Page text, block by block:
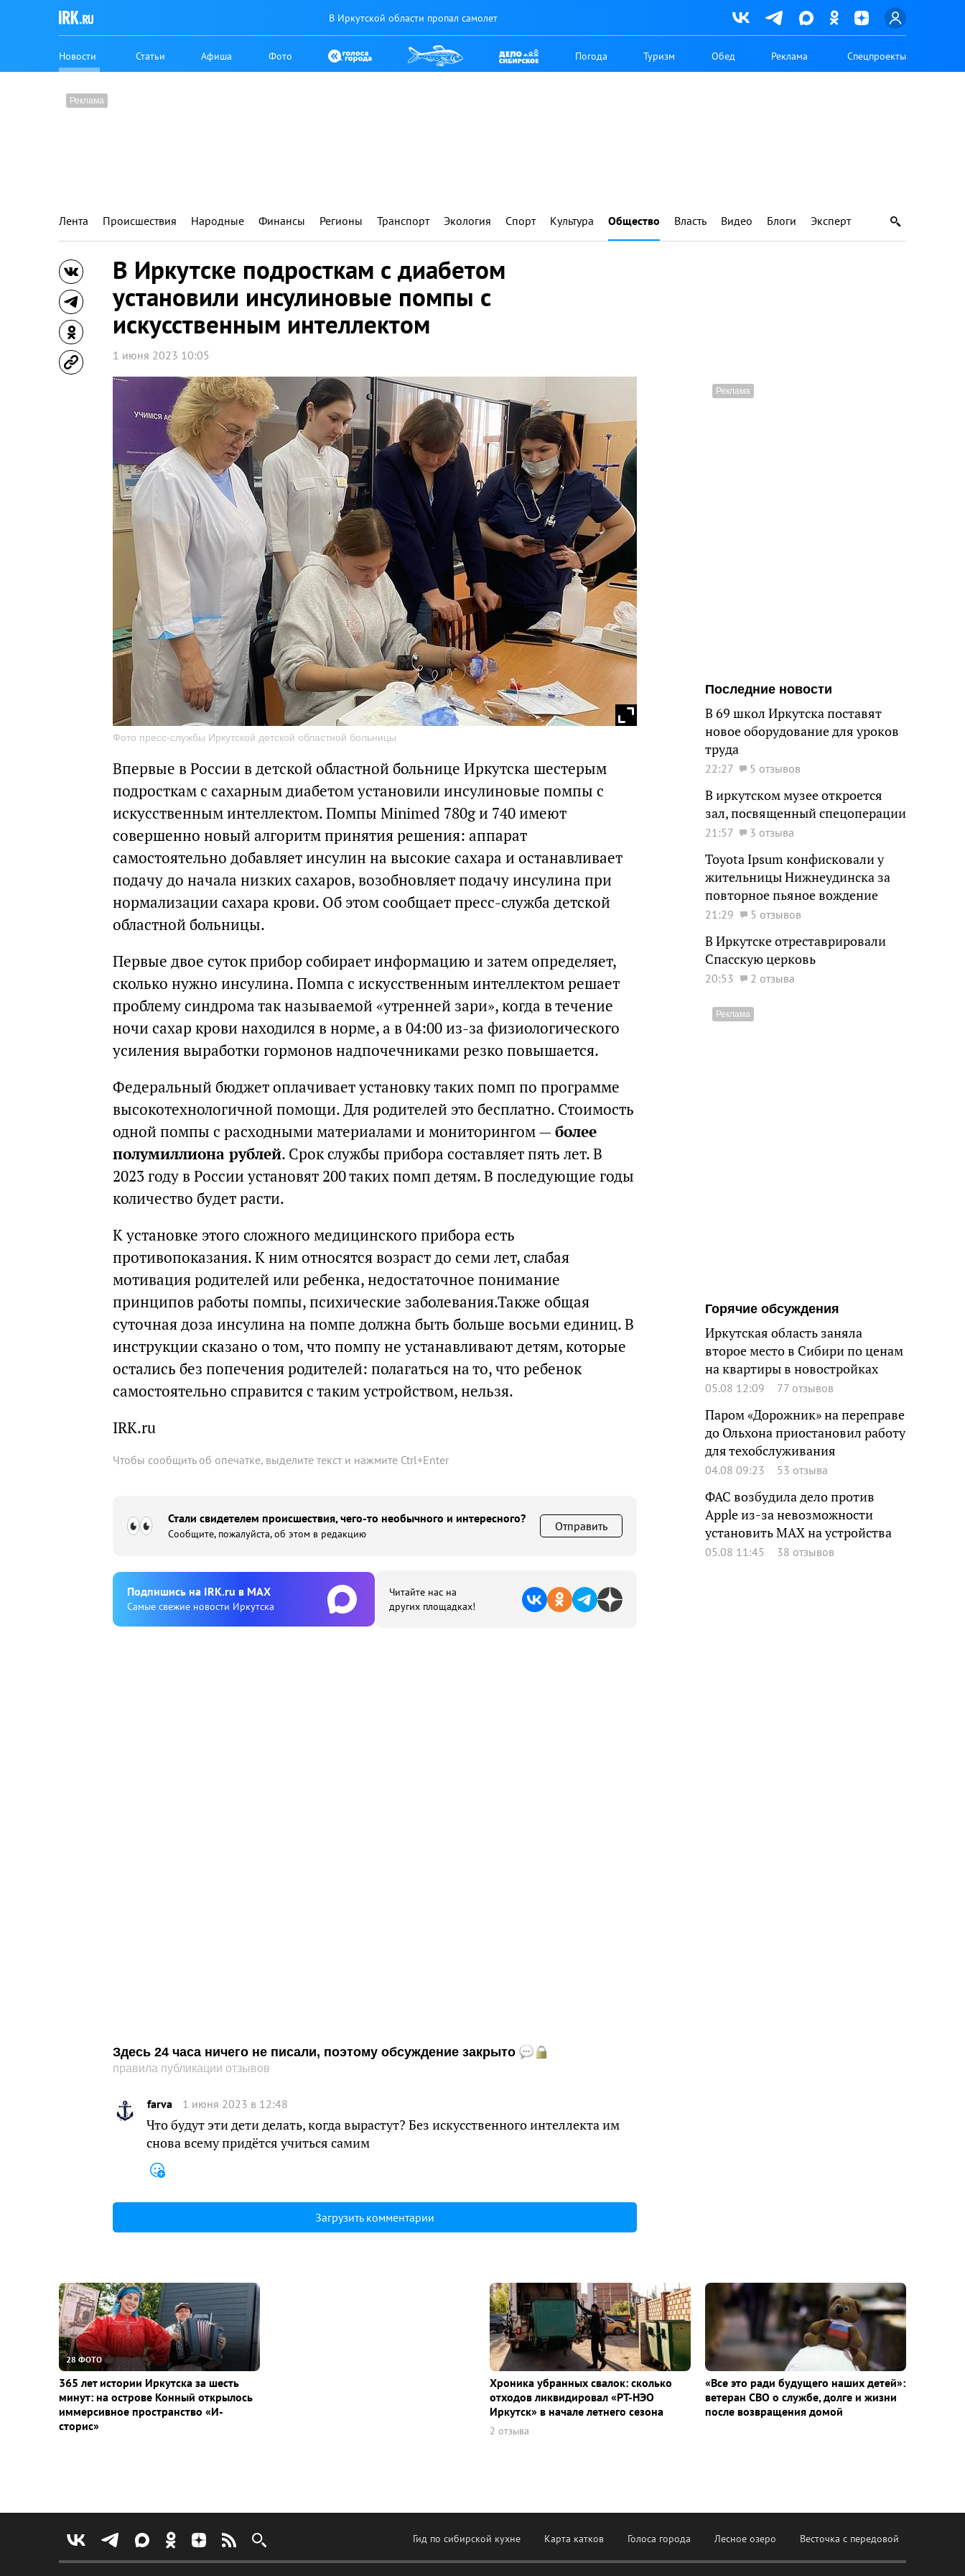
В Иркутской области пропал самолет
Новости Статьи Афиша Фото Погода Туризм Обед Реклама Спецпроекты
Лента Происшествия Народные Финансы Регионы Транспорт Экология Спорт Культура Общество Власть Видео Блоги Эксперт
В Иркутске подросткам с диабетом
установили инсулиновые помпы с
искусственным интеллектом
1 июня 2023 10:05
Фото пресс-службы Иркутской детской областной больницы
Впервые в России в детской областной больнице Иркутска шестерым
подросткам с сахарным диабетом установили инсулиновые помпы с
искусственным интеллектом. Помпы Minimed 780g и 740 имеют
совершенно новый алгоритм принятия решения: аппарат
самостоятельно добавляет инсулин на высокие сахара и останавливает
подачу до начала низких сахаров, возобновляет подачу инсулина при
нормализации сахара крови. Об этом сообщает пресс-служба детской
областной больницы.
Первые двое суток прибор собирает информацию и затем определяет,
сколько нужно инсулина. Помпа с искусственным интеллектом решает
проблему синдрома так называемой «утренней зари», когда в течение
ночи сахар крови находился в норме, а в 04:00 из-за физиологического
усиления выработки гормонов надпочечниками резко повышается.
Федеральный бюджет оплачивает установку таких помп по программе
высокотехнологичной помощи. Для родителей это бесплатно. Стоимость
одной помпы с расходными материалами и мониторингом —более
полумиллиона рублей. Срок службы прибора составляет пять лет. В
2023 году в России установят 200 таких помп детям. В последующие годы
количество будет расти.
К установке этого сложного медицинского прибора есть
противопоказания. К ним относятся возраст до семи лет, слабая
мотивация родителей или ребенка, недостаточное понимание
принципов работы помпы, психические заболевания.Также общая
суточная доза инсулина на помпе должна быть больше восьми единиц. В
инструкции сказано о том, что помпу не устанавливают детям, которые
остались без попечения родителей: полагаться на то, что ребенок
самостоятельно справится с таким устройством, нельзя.
IRK.ru
Чтобы сообщить об опечатке, выделите текст и нажмите Ctrl+Enter
Стали свидетелем происшествия, чего-то необычного и интересного?
Сообщите, пожалуйста, об этом в редакцию
Отправить
Подпишиcь на IRK.ru в MAX
Cамые свежие новости Иркутска
Читайте нас на
других площадках!
Здесь 24 часа ничего не писали, поэтому обсуждение закрыто
правила публикации отзывов
farva 1 июня 2023 в 12:48
Что будут эти дети делать, когда вырастут? Без искусственного интеллекта им
снова всему придётся учиться самим
Загрузить комментарии
Последние новости
В 69 школ Иркутска поставят
новое оборудование для уроков
труда
22:27 5 отзывов
В иркутском музее откроется
зал, посвященный спецоперации
21:57 3 отзыва
Toyota Ipsum конфисковали у
жительницы Нижнеудинска за
повторное пьяное вождение
21:29 5 отзывов
В Иркутске отреставрировали
Спасскую церковь
20:53 2 отзыва
Горячие обсуждения
Иркутская область заняла
второе место в Сибири по ценам
на квартиры в новостройках
05.08 12:09 77 отзывов
Паром «Дорожник» на переправе
до Ольхона приостановил работу
для техобслуживания
04.08 09:23 53 отзыва
ФАС возбудила дело против
Apple из-за невозможности
установить MAX на устройства
05.08 11:45 38 отзывов
28 ФОТО
365 лет истории Иркутска за шесть
минут: на острове Конный открылось
иммерсивное пространство «И-
сторис»
Хроника убранных свалок: сколько
отходов ликвидировал «РТ-НЭО
Иркутск» в начале летнего сезона
2 отзыва
«Все это ради будущего наших детей»:
ветеран СВО о службе, долге и жизни
после возвращения домой
Гид по сибирской кухне Карта катков Голоса города Лесное озеро Весточка с передовой